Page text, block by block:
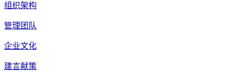
组织架构
管理团队
企业文化
建言献策